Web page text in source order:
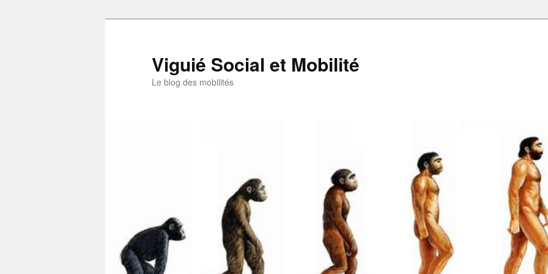
Viguié Social et Mobilité
Le blog des mobilités